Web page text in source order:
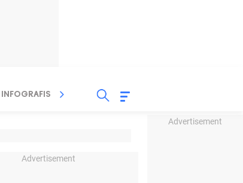
Advertisement
INFOGRAFIS TV STREAMING
Advertisement